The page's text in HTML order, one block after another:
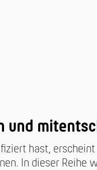
und
hast,
In dieser Reihe